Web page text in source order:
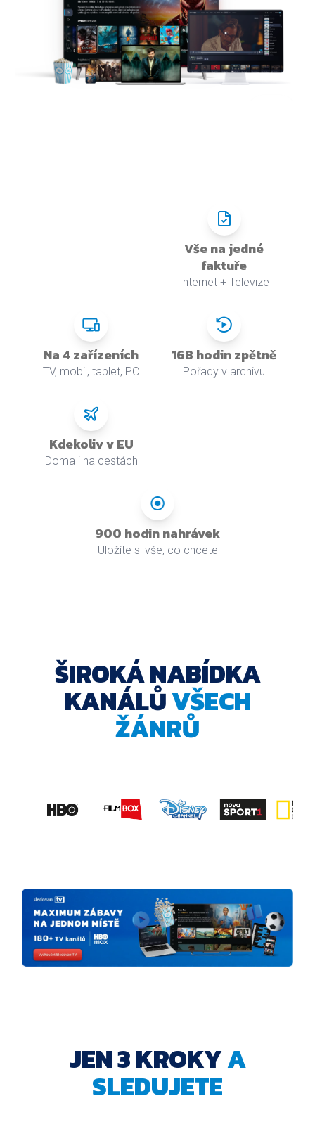
Vše na jedné
faktuře
Internet + Televize
Na 4 zařízeních
TV, mobil, tablet, PC
168 hodin zpětně
Pořady v archivu
Kdekoliv v EU
Doma i na cestách
900 hodin nahrávek
Uložíte si vše, co chcete
ŠIROKÁ NABÍDKA
KANÁLŮVŠECH
ŽÁNRŮ
JEN 3 KROKYA
SLEDUJETE